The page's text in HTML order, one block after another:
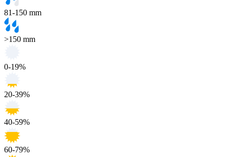
81-150 mm
>150 mm
0-19%
20-39%
40-59%
60-79%